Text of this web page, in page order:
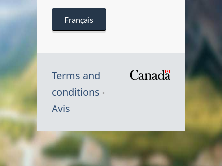
Français
Terms and
conditions
Avis
Canada